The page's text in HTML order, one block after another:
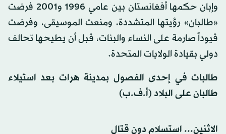
وإبان حكمها أفغانستان بين عامي 1996 و2001 فرضت
«طالبان» رؤيتها المتشددة، ومنعت الموسيقى، وفرضت
قيوداً صارمة على النساء والبنات، قبل أن يطيحها تحالف
دولي بقيادة الولايات المتحدة.
طالبات في إحدى الفصول بمدينة هرات بعد استيلاء
طالبان على البلاد (أ.ف.ب)
الاثنين... استسلام دون قتال